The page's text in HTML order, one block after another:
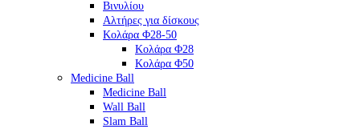
Βινυλίου
Αλτήρες για δίσκους
Κολάρα Φ28-50
Κολάρα Φ28
Κολάρα Φ50
Medicine Ball
Medicine Ball
Wall Ball
Slam Ball